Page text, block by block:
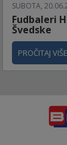
SUBOTA,
Fudbaleri
Švedske
PROČITAJ VIŠE